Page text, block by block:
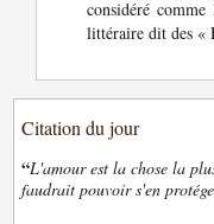
considéré
littéraire dit des «
Citation du jour
“L'amour est la chose la
faudrait pouvoir s'en